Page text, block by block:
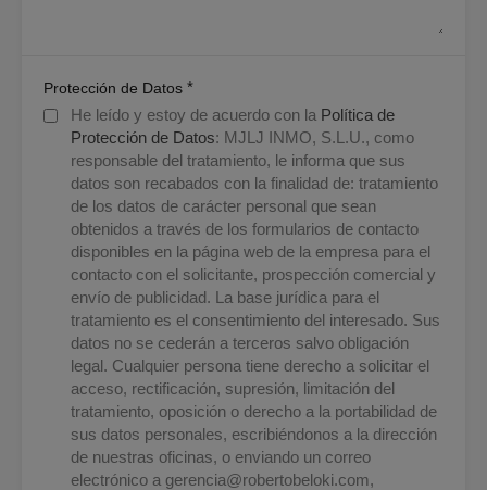
Protección de Datos *
He leído y estoy de acuerdo con la Política de
Protección de Datos: MJLJ INMO, S.L.U., como
responsable del tratamiento, le informa que sus
datos son recabados con la finalidad de: tratamiento
de los datos de carácter personal que sean
obtenidos a través de los formularios de contacto
disponibles en la página web de la empresa para el
contacto con el solicitante, prospección comercial y
envío de publicidad. La base jurídica para el
tratamiento es el consentimiento del interesado. Sus
datos no se cederán a terceros salvo obligación
legal. Cualquier persona tiene derecho a solicitar el
acceso, rectificación, supresión, limitación del
tratamiento, oposición o derecho a la portabilidad de
sus datos personales, escribiéndonos a la dirección
de nuestras oficinas, o enviando un correo
electrónico a gerencia@robertobeloki.com,